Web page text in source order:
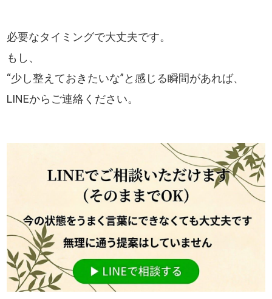
必要なタイミングで大丈夫です。
もし、
“少し整えておきたいな”と感じる瞬間があれば、
LINEからご連絡ください。